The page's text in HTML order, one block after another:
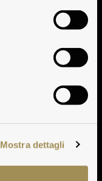
Mostra dettagli